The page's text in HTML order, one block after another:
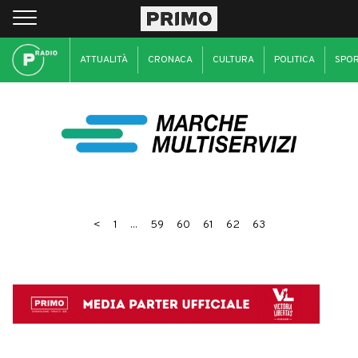
ATTUALITÀ CRONACA CULTURA POLITICA
< 1 ... 59 60 61 62 63